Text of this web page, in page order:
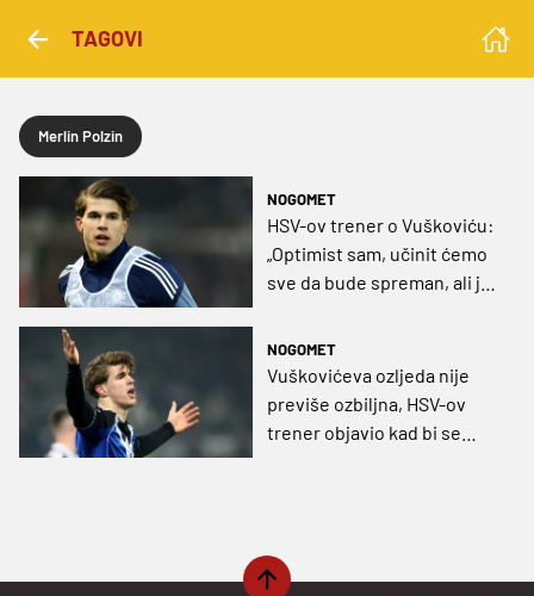
TAGOVI
Merlin Polzin
NOGOMET
HSV-ov trener o Vuškoviću:
„Optimist sam, učinit ćemo
sve da bude spreman, ali još
NOGOMET
Vuškovićeva ozljeda nije
previše ozbiljna, HSV-ov
trener objavio kad bi se